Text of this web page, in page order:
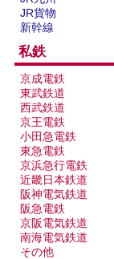
JR貨物
新幹線
私鉄
京成電鉄
東武鉄道
西武鉄道
京王電鉄
小田急電鉄
東急電鉄
京浜急行電鉄
近畿日本鉄道
阪神電気鉄道
阪急電鉄
京阪電気鉄道
南海電気鉄道
その他